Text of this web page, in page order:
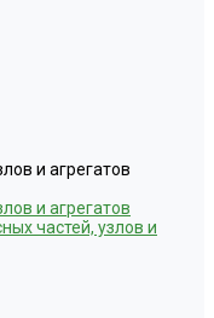
и агрегатов
и агрегатов
частей, узлов и